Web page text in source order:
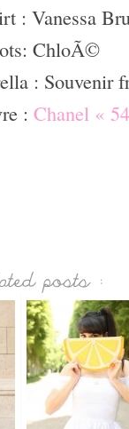
: Vanessa
ChloÃ©
: Souvenir
: Chanel «